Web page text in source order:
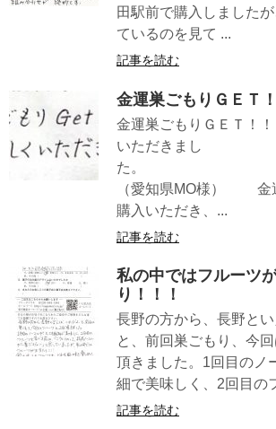
田駅前で購入しました
ているのを見て ...
記事を読む
金運巣ごもりＧＥＴ！
金運巣ごもりＧＥＴ！！
いただきまし
た
（愛知県MO様） 金
購入いただき、...
記事を読む
私の中ではフルーツ
り！！！
長野の方から、長野と
と、前回巣ごもり、今
頂きました。1回目のノ
細で美味しく、2回目の
記事を読む